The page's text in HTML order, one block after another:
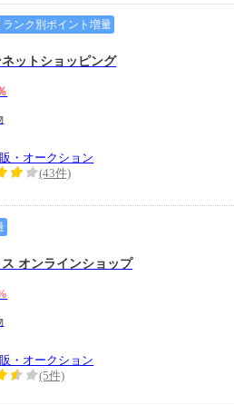
ランク別ポイント増量
ットショッピング
・オークション
(43件)
オンラインショップ
・オークション
(5件)